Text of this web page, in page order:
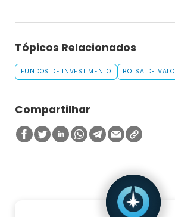
Tópicos Relacionados
FUNDOS DE INVESTIMENTO BOLSA DE
Compartilhar